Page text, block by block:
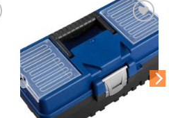
Dodaj
na
listu
želja